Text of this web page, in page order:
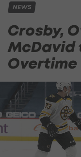
NEWS
Crosby,
McDavid
Overtime